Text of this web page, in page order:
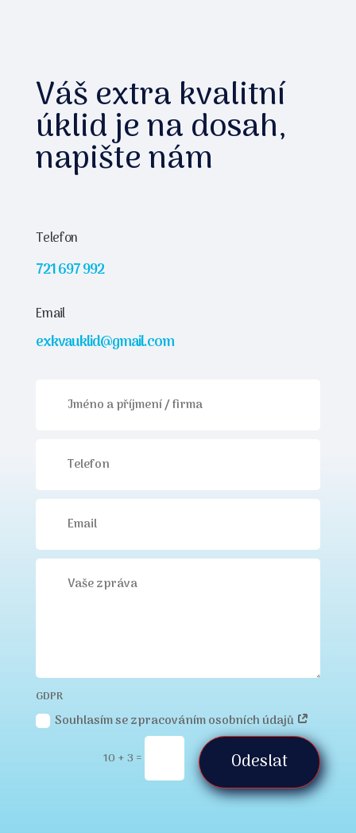
Váš extra kvalitní
úklid je na dosah,
napište nám
Telefon
721 697 992
Email
exkvauklid@gmail.com
GDPR
Souhlasím se zpracováním osobních údajů
10 + 3 = Odeslat